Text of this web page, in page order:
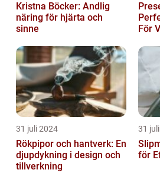
Kristna Böcker: Andlig
näring för hjärta och
sinne
För
31 juli 2024
Rökpipor och hantverk: En
djupdykning i design och
tillverkning
31
för